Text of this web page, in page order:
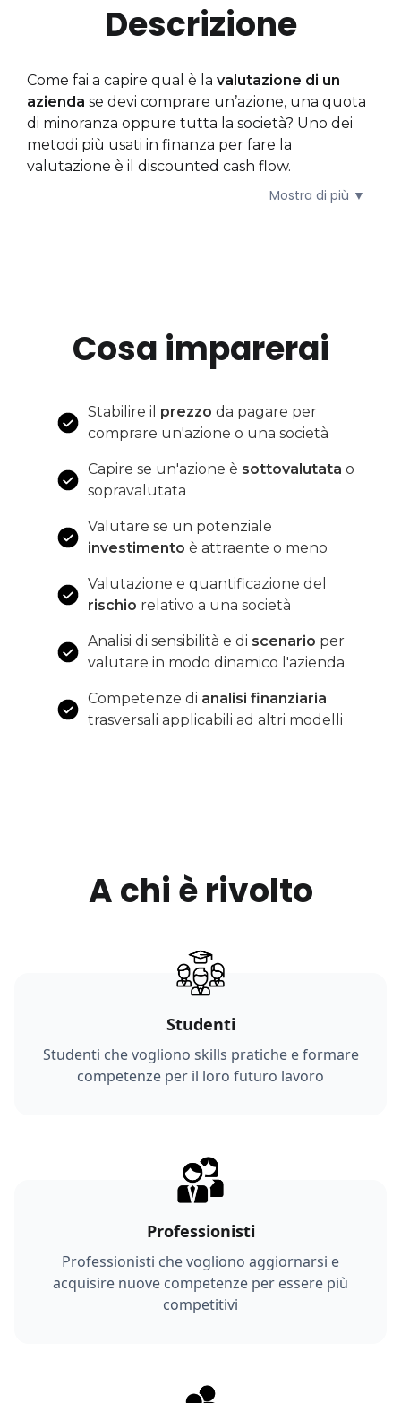
Descrizione
Come fai a capire qual è la valutazione di un
azienda se devi comprare un’azione, una quota
di minoranza oppure tutta la società? Uno dei
metodi più usati in finanza per fare la
valutazione è il discounted cash flow.
Mostra di più ▼
Cosa imparerai
Stabilire il prezzo da pagare per
comprare un'azione o una società
Capire se un'azione è sottovalutata o
sopravalutata
Valutare se un potenziale
investimento è attraente o meno
Valutazione e quantificazione del
rischio relativo a una società
Analisi di sensibilità e di scenario per
valutare in modo dinamico l'azienda
Competenze di analisi finanziaria
trasversali applicabili ad altri modelli
A chi è rivolto
Studenti
Studenti che vogliono skills pratiche e formare
competenze per il loro futuro lavoro
Professionisti
Professionisti che vogliono aggiornarsi e
acquisire nuove competenze per essere più
competitivi